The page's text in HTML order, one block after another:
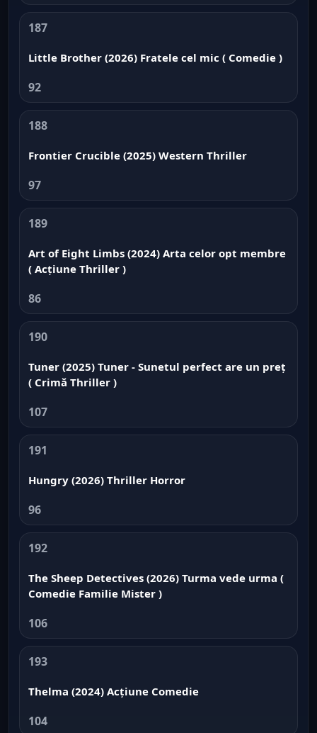
187
Little Brother (2026) Fratele cel mic ( Comedie )
92
188
Frontier Crucible (2025) Western Thriller
97
189
Art of Eight Limbs (2024) Arta celor opt membre
( Acțiune Thriller )
86
190
Tuner (2025) Tuner - Sunetul perfect are un preț
( Crimă Thriller )
107
191
Hungry (2026) Thriller Horror
96
192
The Sheep Detectives (2026) Turma vede urma (
Comedie Familie Mister )
106
193
Thelma (2024) Acțiune Comedie
104